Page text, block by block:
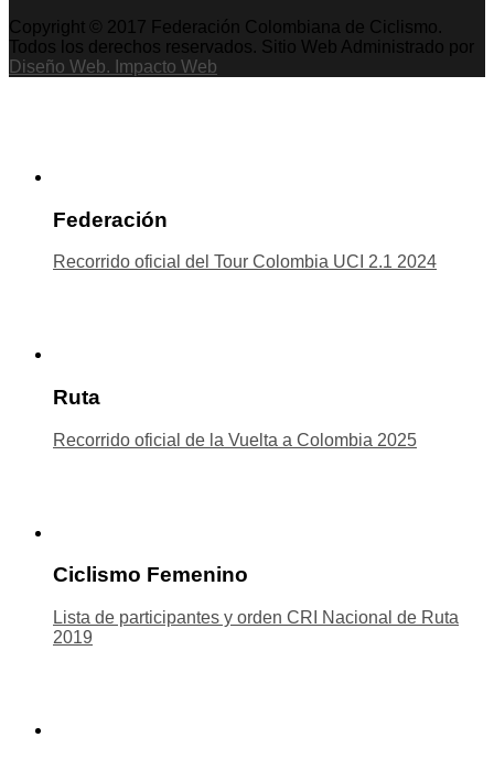
Copyright © 2017 Federación Colombiana de Ciclismo.
Todos los derechos reservados. Sitio Web Administrado por
Diseño Web. Impacto Web
Federación
Recorrido oficial del Tour Colombia UCI 2.1 2024
Ruta
Recorrido oficial de la Vuelta a Colombia 2025
Ciclismo Femenino
Lista de participantes y orden CRI Nacional de Ruta
2019